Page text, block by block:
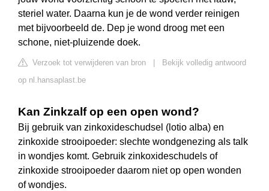
steriel water. Daarna kun je de wond verder reinigen
met bijvoorbeeld de. Dep je wond droog met een
schone, niet-pluizende doek.
Verzoek tot verwijderen van bron
Bekijk volledig antwoord
op nl.hansaplast.be
Kan Zinkzalf op een open wond?
Bij gebruik van zinkoxideschudsel (lotio alba) en
zinkoxide strooipoeder: slechte wondgenezing als talk
in wondjes komt. Gebruik zinkoxideschudels of
zinkoxide strooipoeder daarom niet op open wonden
of wondjes.